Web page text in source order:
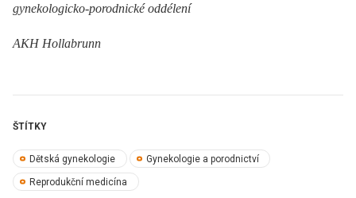
gynekologicko-porodnické oddélení
AKH Hollabrunn
ŠTÍTKY
Dětská gynekologie Gynekologie a porodnictví
Reprodukční medicína